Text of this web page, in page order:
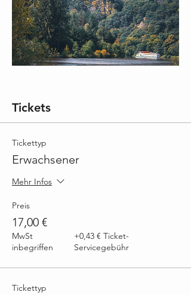
Tickets
Tickettyp
Erwachsener
Mehr Infos
Preis
17,00 €
MwSt
inbegriffen
+0,43 € Ticket-
Servicegebühr
Tickettyp